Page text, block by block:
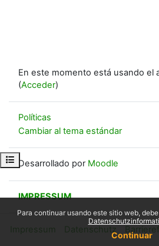
Para continuar usando este sitio web,
Continuar
Abrir índice del curso
En este momento está usando el
(Acceder)
Políticas
Cambiar al tema estándar
Desarrollado por Moodle
IMPRESSUM
Impressum Datenschutz